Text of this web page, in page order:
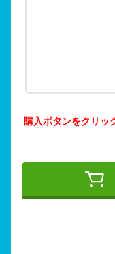
購入ボタンをクリッ